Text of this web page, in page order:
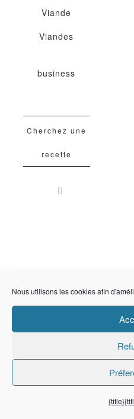
Viande
Viandes
business
Cherchez une
recette
Nous utilisons les cookies afin
{title}